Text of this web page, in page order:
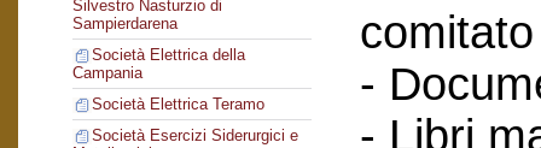
Silvestro Nasturzio di
Sampierdarena
Società Elettrica della
Campania
Società Elettrica Teramo
Società Esercizi Siderurgici e
-
- Libri